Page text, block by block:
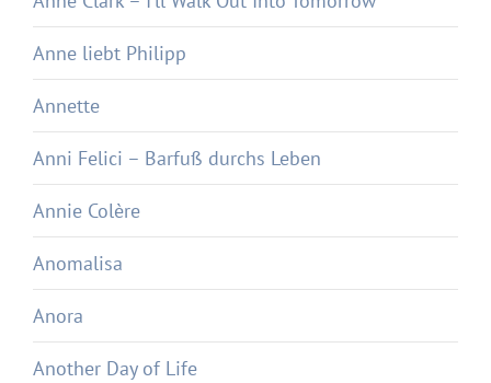
Anne liebt Philipp
Annette
Anni Felici – Barfuß durchs Leben
Annie Colère
Anomalisa
Anora
Another Day of Life